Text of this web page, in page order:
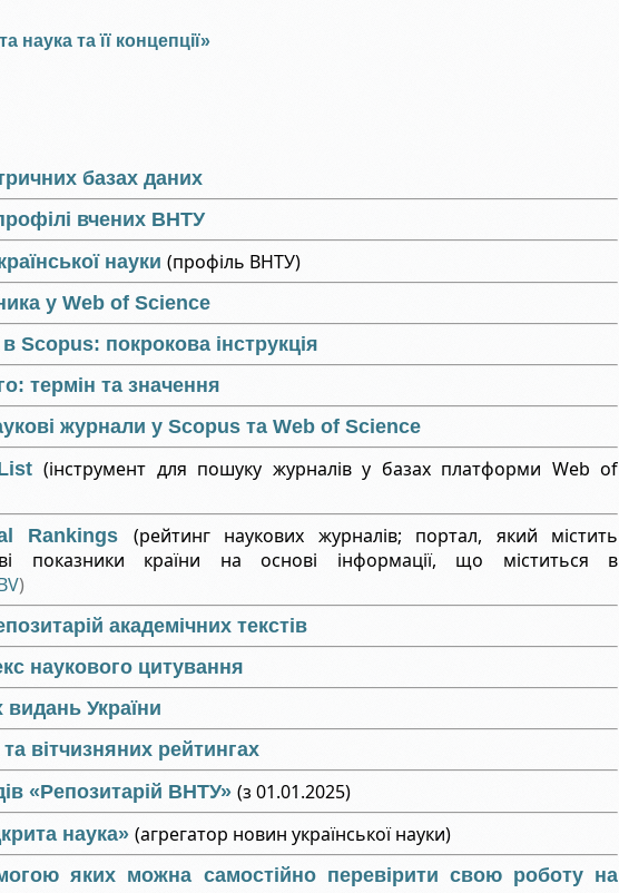
наука та її концепції»
базах даних
вчених ВНТУ
науки (профіль ВНТУ)
у Web of Science
Scopus: покрокова інструкція
термін та значення
журнали у Scopus та Web of Science
(інструмент для пошуку журналів у базах платформи Web of
Rankings
(рейтинг наукових журналів; портал, який містить
показники країни на основі інформації, що міститься в
)
академічних текстів
наукового цитування
видань України
вітчизняних рейтингах
«Репозитарій ВНТУ» (з 01.01.2025)
наука» (агрегатор новин української науки)
яких можна самостійно перевірити свою роботу на